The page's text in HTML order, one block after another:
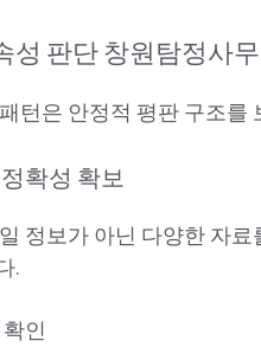
성 판단 창원탐정사
턴은 안정적 평판 구조를
확성 확보
정보가 아닌 다양한 자
.
인